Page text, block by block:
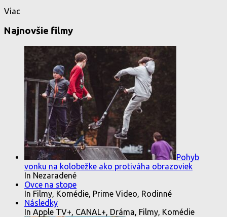
Viac
Najnovšie filmy
Pohyb
vonku na kolobežke ako protiváha obrazoviek
In Nezaradené
Ovce na stope
In Filmy, Komédie, Prime Video, Rodinné
Následky
In Apple TV+, CANAL+, Dráma, Filmy, Komédie